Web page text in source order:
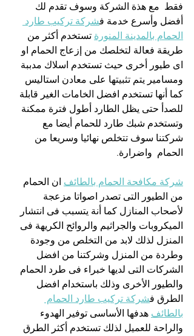
فقط  مع هذة الشركة وسوف تقدم لك
أفضل وأسرع خدمة فشركة تركيب طارد
الحمام بالمدينة المنورة تستخدم أكثر من
طريقة فعالة لتخلصك من إزعاج الحمام او
اى طيور أخرى حيث تستخدم اسلاك مدببة
ومسامير يتم تثبيتها على معادن استاليس
كما أنها تستخدم افضل الخامات الغير قابلة
للصدأ حتى يظل الطارد أطول فترة ممكنة
وتستخدم شبك طارد للحمام أيضا مع
شركتنا سوف تتخلص نهائيا وسريعا من
الحمام  واضرارة.
شركة مكافحة الحمام بالطائف ان الحمام
من الطيور التى تصدر اصواتا مزعجة
لأصحاب المنازل كما أنة يتسبب فى انتشار
الميكروبات والجراثيم والروائح الكريهة فى
المنزل لذلك لابد من التخلص من وجودة
وطردة من المنزل وشركتنا من افضل
الشركات التى لديها خبراء فى طرد الحمام
والطيور الأخرى وذلك باستخدام افضل
الطرق فشركة تركيب طارد الحمام
بالطائف هدفها الأساسى توفير الهدوء
والراحة للعميل لذلك تستخدم أكثر الطرق